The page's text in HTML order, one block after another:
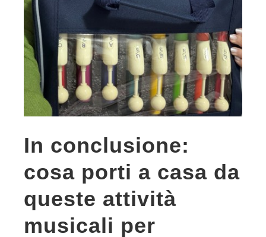
In conclusione:
cosa porti a casa da
queste attività
musicali per